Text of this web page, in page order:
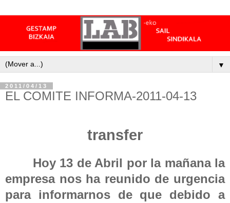
▼
2011/04/13
EL COMITE INFORMA-2011-04-13
transfer
Hoy 13 de Abril por la mañana la
empresa nos ha reunido de urgencia
para informarnos de que debido a